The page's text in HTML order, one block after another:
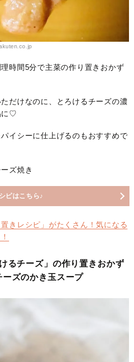
時間5分で主菜の作り置きおかず
だけなのに、とろけるチーズの濃
に♡
イシーに仕上げるのもおすすめで
ズ焼き
ピはこちら♪
きレシピ」がたくさん！気になる
るチーズ」の作り置きおかず
ズのかき玉スープ